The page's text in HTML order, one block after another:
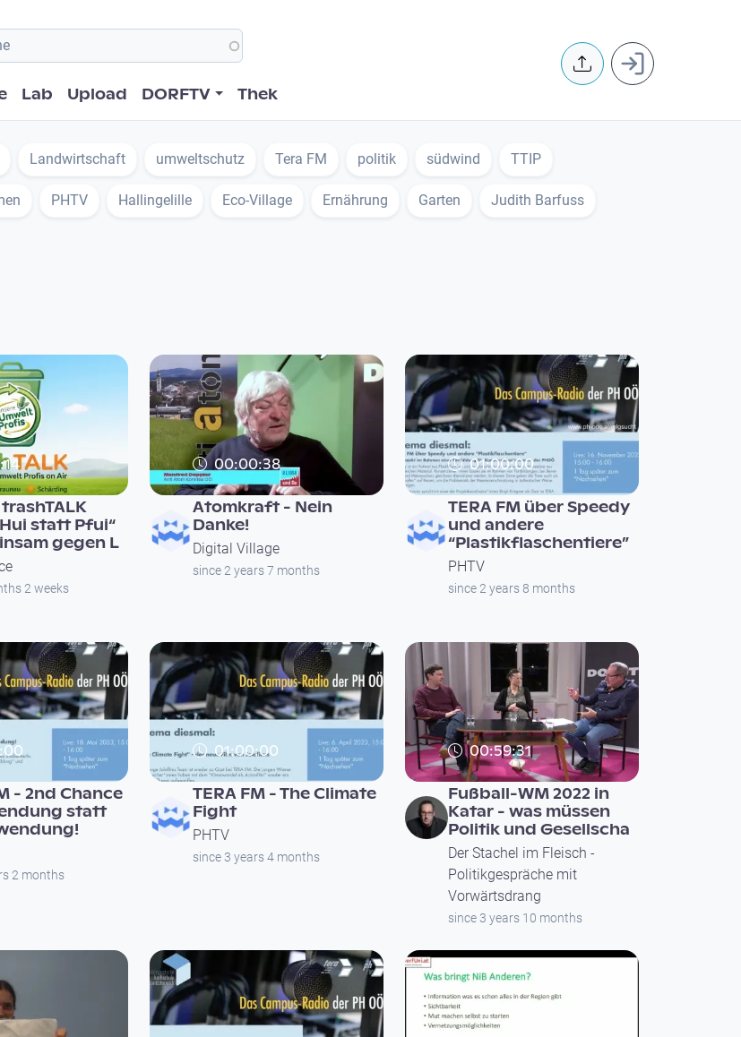
Lab Upload DORFTV Thek
User
Landwirtschaft umweltschutz Tera FM politik südwind TTIP
PHTV Hallingelille Eco-Village Ernährung Garten Judith Barfuss
trashTALK
statt Pfui“
gegen L
2 weeks
00:00:38
Atomkraft - Nein
Danke!
Digital Village
since 2 years 7 months
01:00:00
TERA FM über Speedy
und andere
“Plastikflaschentiere”
PHTV
since 2 years 8 months
- 2nd Chance
statt
2 months
01:00:00
TERA FM - The Climate
Fight
PHTV
since 3 years 4 months
00:59:31
Fußball-WM 2022 in
Katar - was müssen
Politik und Gesellscha
Der Stachel im Fleisch -
Politikgespräche mit
Vorwärtsdrang
since 3 years 10 months